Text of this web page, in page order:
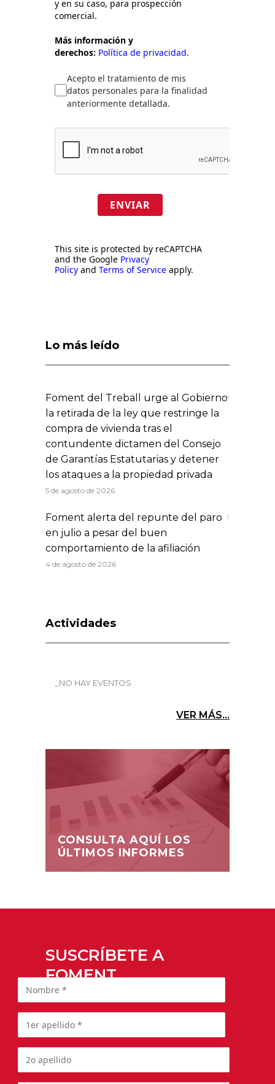
y en su caso, para prospección
comercial.
Más información y
derechos: Política de privacidad.
Acepto el tratamiento de mis
datos personales para la finalidad
anteriormente detallada.
ENVIAR
This site is protected by reCAPTCHA
and the Google Privacy
Policy and Terms of Service apply.
Lo más leído
Foment del Treball urge al Gobierno
la retirada de la ley que restringe la
compra de vivienda tras el
contundente dictamen del Consejo
de Garantías Estatutarias y detener
los ataques a la propiedad privada
5 de agosto de 2026
Foment alerta del repunte del paro
en julio a pesar del buen
comportamiento de la afiliación
4 de agosto de 2026
Actividades
_NO HAY EVENTOS
VER MÁS...
CONSULTA AQUÍ LOS
ÚLTIMOS INFORMES
SUSCRÍBETE A
FOMENT